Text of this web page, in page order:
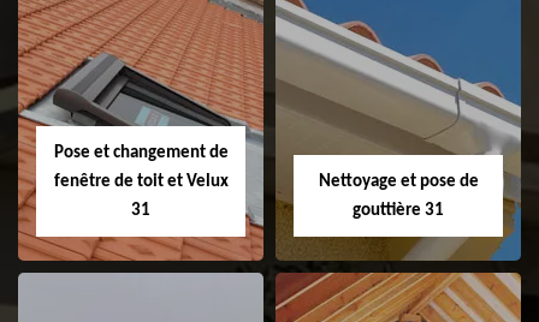
Couvreur 31
Etanchéité de
faitage et faitière
31
Pose et changement de
fenêtre de toit et Velux
31
Nettoyage et pose de
gouttière 31